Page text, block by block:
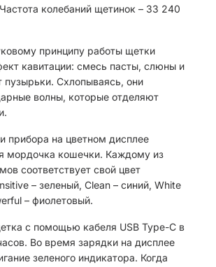
колебаний щетинок – 33 240
принципу работы щетки
кавитации: смесь пасты, слюны и
пузырьки. Схлопываясь, они
волны, которые отделяют
прибора на цветном дисплее
мордочка кошечки. Каждому из
соответствует свой цвет
– зеленый, Clean – синий, White
– фиолетовый.
с помощью кабеля USB Type-C в
Во время зарядки на дисплее
зеленого индикатора. Когда